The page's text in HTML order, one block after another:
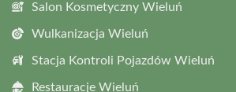
Salon Kosmetyczny Wieluń
Wulkanizacja Wieluń
Stacja Kontroli Pojazdów Wieluń
Restauracje Wieluń